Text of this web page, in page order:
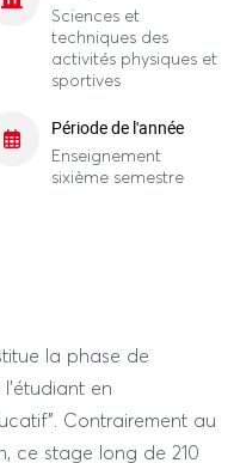
Sciences et
techniques des
activités physiques et
sportives
Période de l'année
Enseignement
sixième semestre
la phase de
en
Contrairement au
ce stage long de 210